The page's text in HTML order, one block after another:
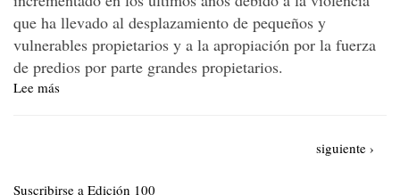
que ha llevado al desplazamiento de pequeños y
vulnerables propietarios y a la apropiación por la fuerza
de predios por parte grandes propietarios.
Lee más
Siguiente
siguiente ›
Suscribirse a Edición 100